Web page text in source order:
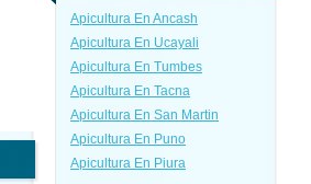
Apicultura En Ancash
Apicultura En Ucayali
Apicultura En Tumbes
Apicultura En Tacna
Apicultura En San Martin
Apicultura En Puno
Apicultura En Piura